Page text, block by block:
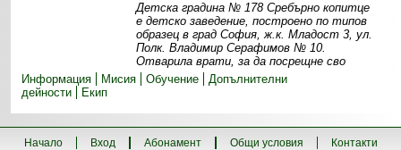
Детска градина № 178 Сребърно копитце
е детско заведение, построено по типов
образец в град София, ж.к. Младост 3, ул.
Полк. Владимир Серафимов № 10.
Отварила врати, за да посрещне сво
Информация
Мисия Обучение
Допълнителни
дейности
Екип
Начало Вход Абонамент Общи условия
Контакти